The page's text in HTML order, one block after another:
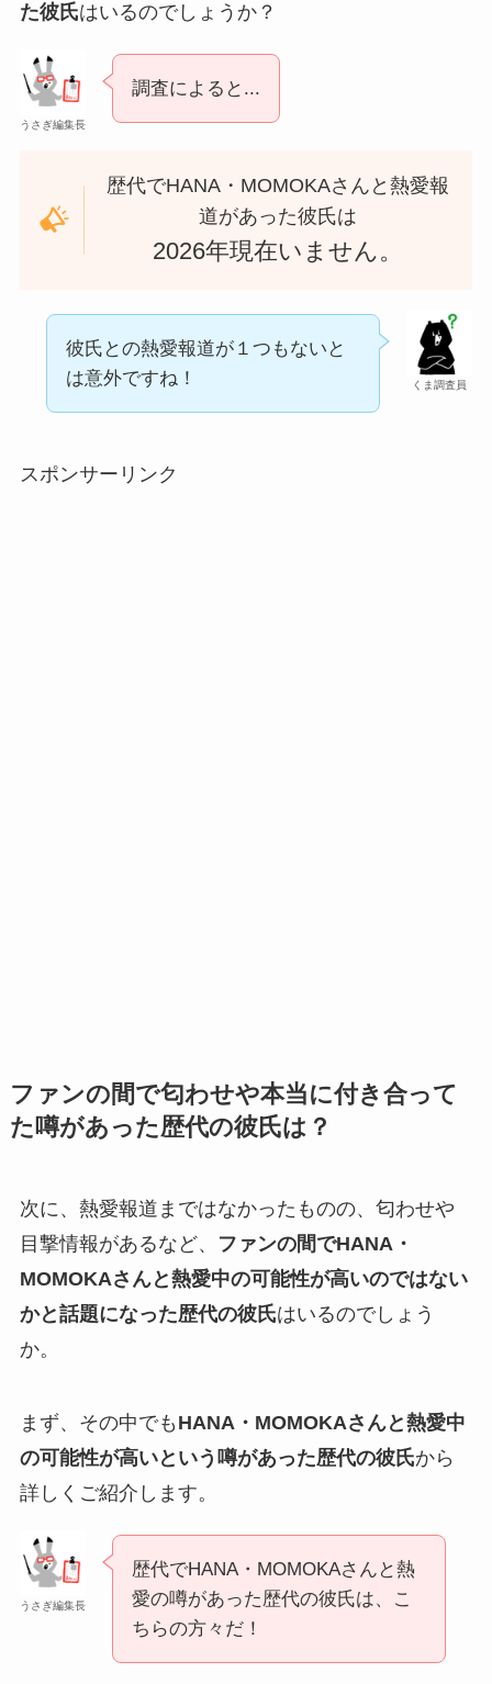
た彼氏はいるのでしょうか？
うさぎ編集長
調査によると...
歴代でHANA・MOMOKAさんと熱愛報
道があった彼氏は
2026年現在いません。
くま調査員
彼氏との熱愛報道が１つもないと
は意外ですね！
スポンサーリンク
ファンの間で匂わせや本当に付き合って
た噂があった歴代の彼氏は？
次に、熱愛報道まではなかったものの、匂わせや
目撃情報があるなど、
ファンの間でHANA・
MOMOKAさんと熱愛中の可能性が高いのではない
かと話題になった歴代の彼氏はいるのでしょう
か。
まず、その中でも HANA・MOMOKAさんと熱愛中
の可能性が高いという噂があった歴代の彼氏から
詳しくご紹介します。
うさぎ編集長
歴代でHANA・MOMOKAさんと熱
愛の噂があった歴代の彼氏は、こ
ちらの方々だ！